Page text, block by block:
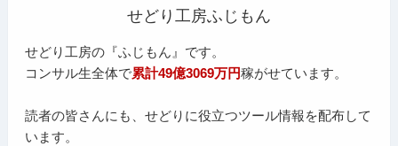
せどり工房ふじもん
せどり工房の『ふじもん』です。
コンサル生全体で累計49億3069万円稼がせています。
読者の皆さんにも、せどりに役立つツール情報を配布して
います。